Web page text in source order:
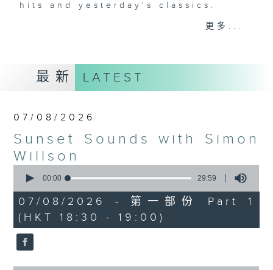
hits and yesterday's classics.
更多...
最新 LATEST
07/08/2026
Sunset Sounds with Simon
Willson
seconds
29
minutes,
59
seconds
00:00 29:59
07/08/2026 - 第一部份 Part 1
(HKT 18:30 - 19:00)